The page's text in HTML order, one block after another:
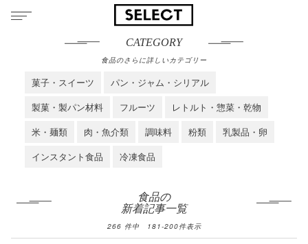
CATEGORY
食品のさらに詳しいカテゴリー
菓子・スイーツ
パン・ジャム・シリアル
製菓・製パン材料
フルーツ
レトルト・惣菜・乾物
米・麺類
肉・魚介類 調味料 粉類
乳製品・卵
インスタント食品
冷凍食品
食品の
新着記事一覧
266 件中 181-200件表示